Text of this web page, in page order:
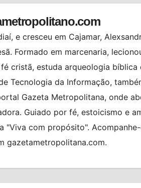
e cresceu em Cajamar,
Formado em marcenaria,
cristã, estuda arqueologia bíblica
Tecnologia da Informação,
Gazeta Metropolitana, onde
Guiado por fé, estoicismo e
"Viva com propósito".
gazetametropolitana.com.
BRASIL
CIDADES CONTA DE LUZ
ENEL